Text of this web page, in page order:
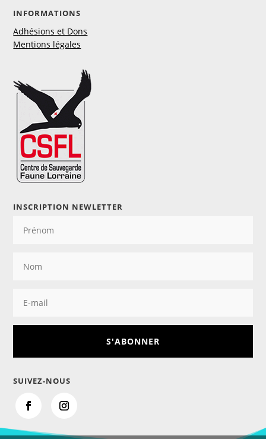
INFORMATIONS
Adhésions et Dons
Mentions légales
INSCRIPTION NEWLETTER
S'ABONNER
SUIVEZ-NOUS